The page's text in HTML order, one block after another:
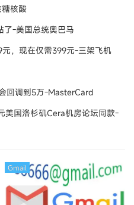
核酸
了-美国总统奥巴马
，现在仅需399元-三架飞机
回调到5万-MasterCard
美国洛杉矶Cera机房论坛同款-
Gmail